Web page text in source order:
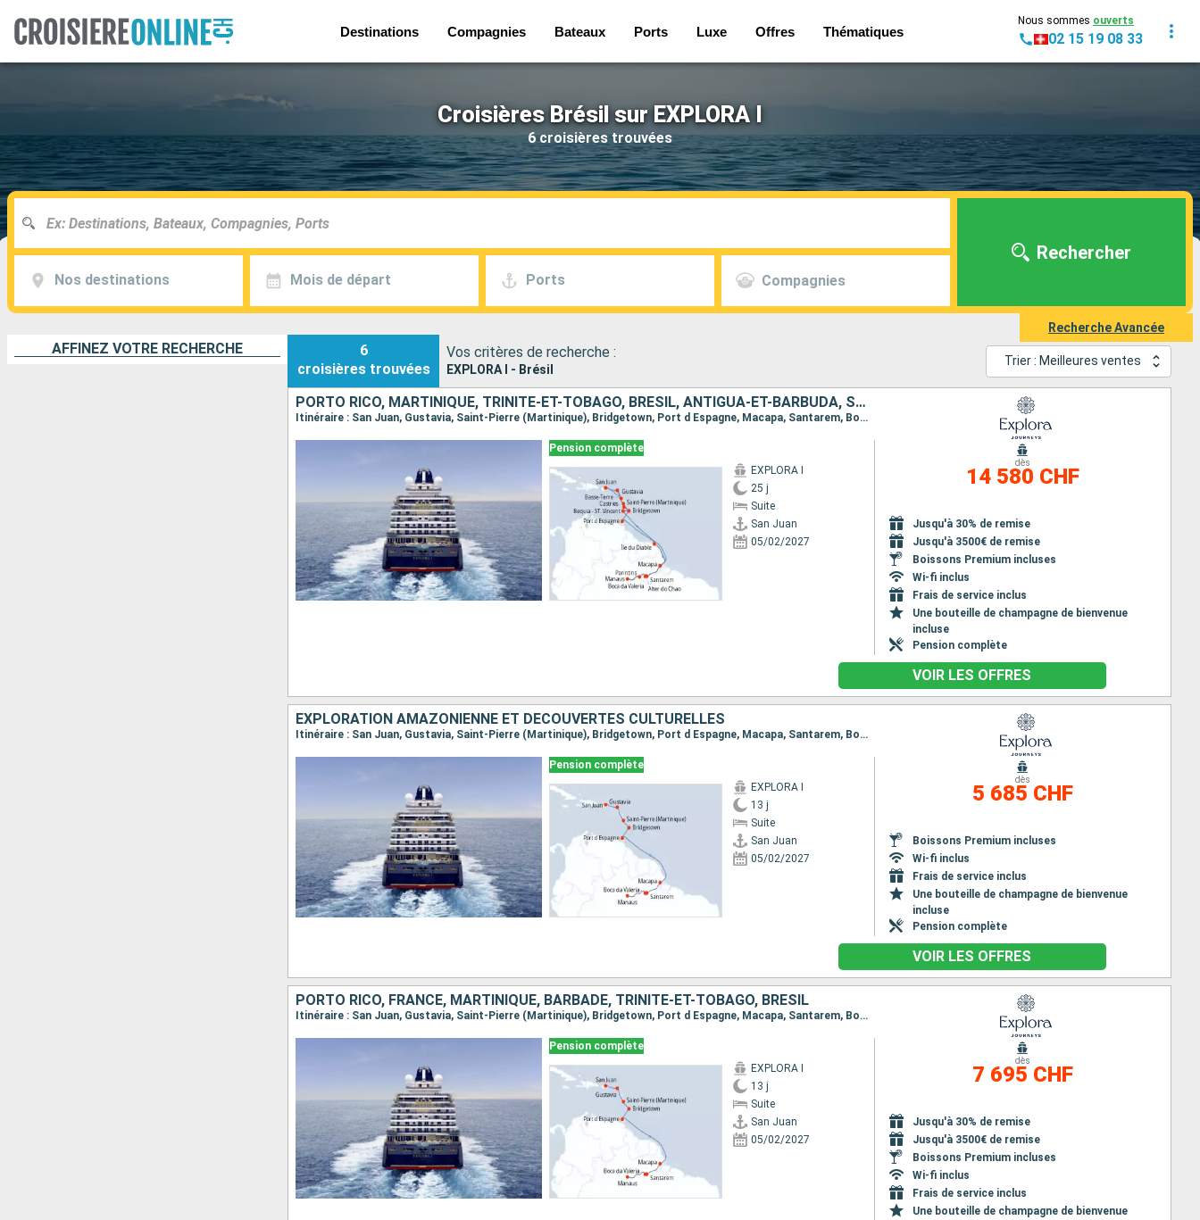
Destinations Compagnies Bateaux Ports Luxe Offres Thématiques
Nous sommes ouverts
02 15 19 08 33
Croisières Brésil sur EXPLORA I
6 croisières trouvées
Nos destinations Mois de départ Ports Compagnies
Rechercher
Recherche Avancée
AFFINEZ VOTRE RECHERCHE
6
croisières trouvées
Vos critères de recherche :
EXPLORA I - Brésil
Trier : Meilleures ventes
PORTO RICO, MARTINIQUE, TRINITÉ-ET-TOBAGO, BRÉSIL, ANTIGUA-ET-BARBUDA, SAINT VINCENT-ET-LES-GRENADINES, BARBADE, SAINTE-LUCIE, FRANCE, GUADELOUPE
Itinéraire : San Juan, Gustavia, Saint-Pierre (Martinique), Bridgetown, Port d Espagne, Macapa, Santarem, Boca da Valeria, Manaus, Parintins, Alter do Chao, Macapa, Île du Diable, Bequia - ST. Vincent, Bridgetown, Castries, Gustavia, Basse-Terre, San Juan
Pension complète
EXPLORA I
25 j
Suite
San Juan
05/02/2027
dès
14 580 CHF
Jusqu'à 30% de remise
Jusqu'à 3500€ de remise
Boissons Premium incluses
Wi-fi inclus
Frais de service inclus
Une bouteille de champagne de bienvenue
incluse
Pension complète
VOIR LES OFFRES
EXPLORATION AMAZONIENNE ET DÉCOUVERTES CULTURELLES
Itinéraire : San Juan, Gustavia, Saint-Pierre (Martinique), Bridgetown, Port d Espagne, Macapa, Santarem, Boca da Valeria, Manaus
Pension complète
EXPLORA I
13 j
Suite
San Juan
05/02/2027
dès
5 685 CHF
Boissons Premium incluses
Wi-fi inclus
Frais de service inclus
Une bouteille de champagne de bienvenue
incluse
Pension complète
VOIR LES OFFRES
PORTO RICO, FRANCE, MARTINIQUE, BARBADE, TRINITÉ-ET-TOBAGO, BRÉSIL
Itinéraire : San Juan, Gustavia, Saint-Pierre (Martinique), Bridgetown, Port d Espagne, Macapa, Santarem, Boca da Valeria, Manaus
Pension complète
EXPLORA I
13 j
Suite
San Juan
05/02/2027
dès
7 695 CHF
Jusqu'à 30% de remise
Jusqu'à 3500€ de remise
Boissons Premium incluses
Wi-fi inclus
Frais de service inclus
Une bouteille de champagne de bienvenue